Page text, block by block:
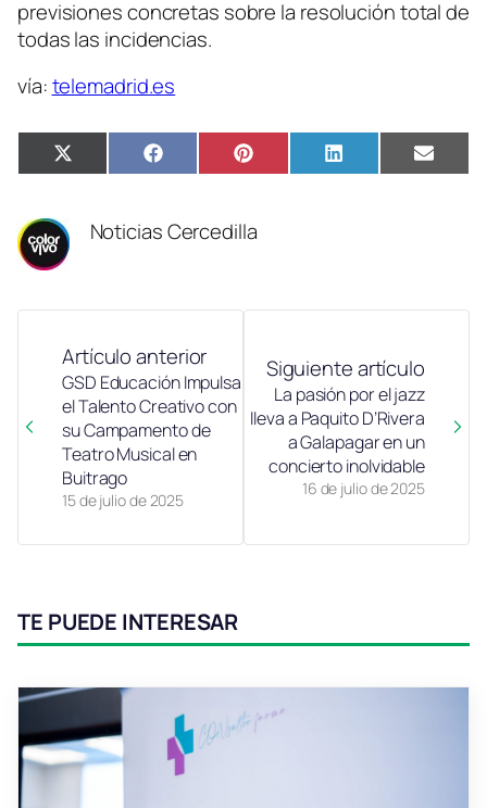
previsiones concretas sobre la resolución total de
todas las incidencias.
vía:telemadrid.es
Compartir
en
X
(Twitter)
Compartir
en
FacebookCompartir
en
PinterestCompartir
en
LinkedIn
en
Email
Noticias Cercedilla
Artículo anterior
15 de julio de 2025
GSD Educación Impulsa
el Talento Creativo con
su Campamento de
Teatro Musical en
Buitrago
Siguiente artículo
16 de julio de 2025
La pasión por el jazz
lleva a Paquito D’Rivera
a Galapagar en un
concierto inolvidable
TE PUEDE INTERESAR